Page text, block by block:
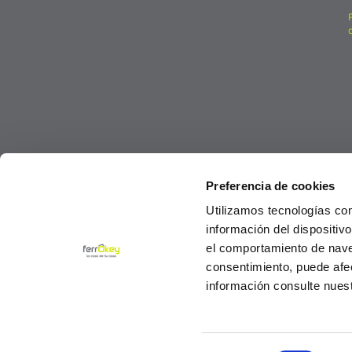
Preferencia de cookies
Utilizamos tecnologías
información del
el comportamiento de
consentimiento, puede
información consulte